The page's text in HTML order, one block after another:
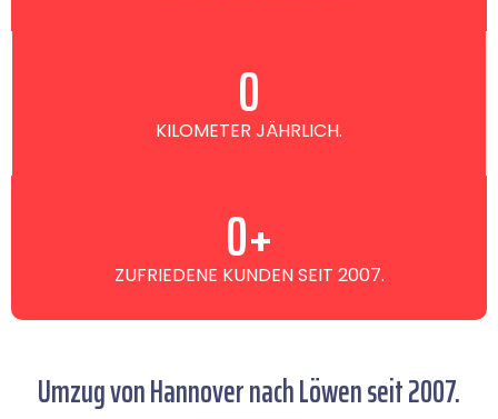
KILOMETER JÄHRLICH.
0
ZUFRIEDENE KUNDEN SEIT 2007.
0+
Umzug von Hannover nach Löwen seit 2007.